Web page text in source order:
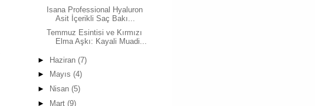
Isana Professional Hyaluron
Asit İçerikli Saç Bakı...
Temmuz Esintisi ve Kırmızı
Elma Aşkı: Kayali Muadi...
► Haziran (7)
►
Mayıs (4)
►
Nisan (5)
►
Mart (9)